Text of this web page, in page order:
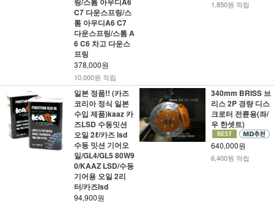
C7 다운스프링/스
톰 아우디A6 C7
다운스프링/스톰 A
6 C6 차고 다운스
프링
378,000원
10,000원 적립
1,850원 적립
일본 정품!! (카즈
코리아 정식 일본
수입 제품)kaaz 카
즈LSD 수동밋션
오일 2ℓ/카즈 lsd
수동 밋션 기어오
일/GL4/GL5 80W9
0/KAAZ LSD/수동
기어용 오일 2리
터/카즈lsd
94,900원
340mm BRISS 브
리스 2P 경량 디스
크로터 전륜용(좌/
우 한셋트)
640,000원
6,400원 적립